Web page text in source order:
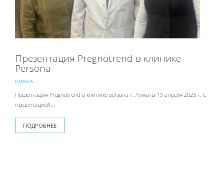
Презентация Pregnotrend в клинике
Persona
02/05/25
Презентация Pregnotrend в клинике persona г. Алматы 19 апреля 2025 г. С
презентацией...
ПОДРОБНЕЕ